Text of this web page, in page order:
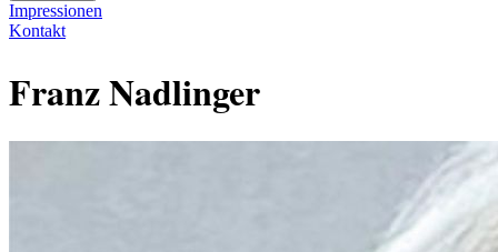
Impressionen
Kontakt
Franz Nadlinger